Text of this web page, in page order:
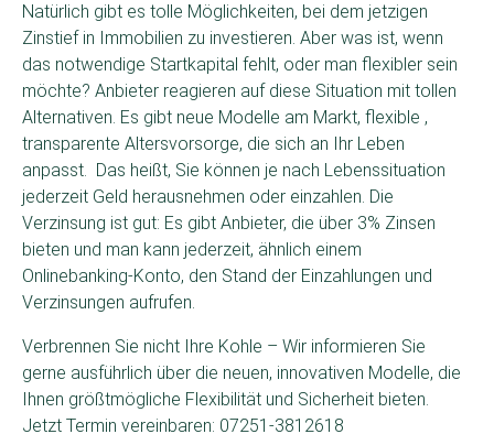
Natürlich gibt es tolle Möglichkeiten, bei dem jetzigen
Zinstief in Immobilien zu investieren. Aber was ist, wenn
das notwendige Startkapital fehlt, oder man flexibler sein
möchte? Anbieter reagieren auf diese Situation mit tollen
Alternativen. Es gibt neue Modelle am Markt, flexible ,
transparente Altersvorsorge, die sich an Ihr Leben
anpasst. Das heißt, Sie können je nach Lebenssituation
jederzeit Geld herausnehmen oder einzahlen. Die
Verzinsung ist gut: Es gibt Anbieter, die über 3% Zinsen
bieten und man kann jederzeit, ähnlich einem
Onlinebanking-Konto, den Stand der Einzahlungen und
Verzinsungen aufrufen.
Verbrennen Sie nicht Ihre Kohle – Wir informieren Sie
gerne ausführlich über die neuen, innovativen Modelle, die
Ihnen größtmögliche Flexibilität und Sicherheit bieten.
Jetzt Termin vereinbaren: 07251-3812618